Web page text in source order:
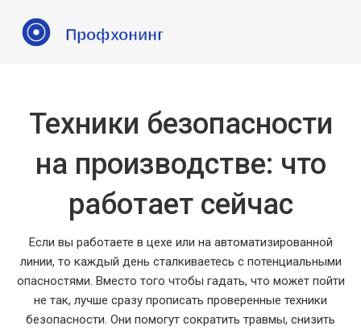
Техники безопасности
на производстве: что
работает сейчас
Если вы работаете в цехе или на автоматизированной
линии, то каждый день сталкиваетесь с потенциальными
опасностями. Вместо того чтобы гадать, что может пойти
не так, лучше сразу прописать проверенные техники
безопасности. Они помогут сократить травмы, снизить